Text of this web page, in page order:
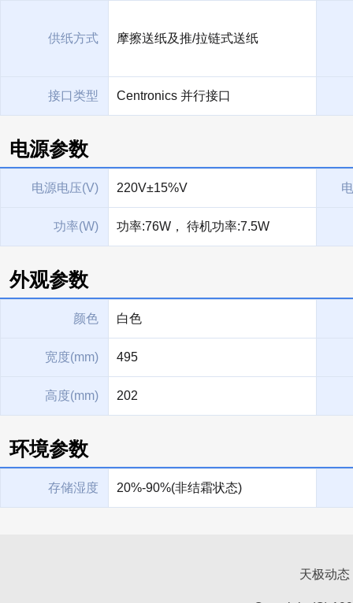
供纸方式 摩擦送纸及推/拉链式送纸
接口类型 Centronics 并行接口
电源参数
电源电压(V) 220V±15%V
功率(W) 功率:76W， 待机功率:7.5W
外观参数
颜色 白色
宽度(mm) 495
高度(mm) 202
环境参数
存储湿度 20%-90%(非结霜状态)
天极动态